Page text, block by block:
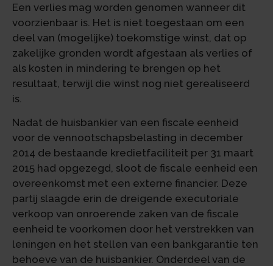
Een verlies mag worden genomen wanneer dit
voorzienbaar is. Het is niet toegestaan om een
deel van (mogelijke) toekomstige winst, dat op
zakelijke gronden wordt afgestaan als verlies of
als kosten in mindering te brengen op het
resultaat, terwijl die winst nog niet gerealiseerd
is.
Nadat de huisbankier van een fiscale eenheid
voor de vennootschapsbelasting in december
2014 de bestaande kredietfaciliteit per 31 maart
2015 had opgezegd, sloot de fiscale eenheid een
overeenkomst met een externe financier. Deze
partij slaagde erin de dreigende executoriale
verkoop van onroerende zaken van de fiscale
eenheid te voorkomen door het verstrekken van
leningen en het stellen van een bankgarantie ten
behoeve van de huisbankier. Onderdeel van de